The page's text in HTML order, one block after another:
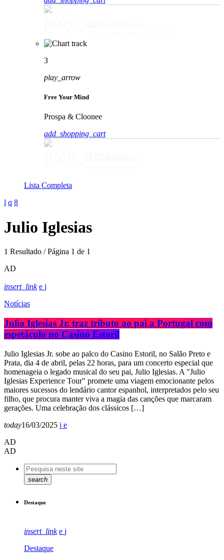
3
play_arrow
Free Your Mind
Prospa & Cloonee
add_shopping_cart
Lista Completa
Julio Iglesias
1 Resultado / Página 1 de 1
AD
insert_link
Notícias
Julio Iglesias Jr. traz tributo ao pai a Portugal com
espetáculo no Casino Estoril
Julio Iglesias Jr. sobe ao palco do Casino Estoril, no Salão Preto e
Prata, dia 4 de abril, pelas 22 horas, para um concerto especial que
homenageia o legado musical do seu pai, Julio Iglesias. A "Julio
Iglesias Experience Tour" promete uma viagem emocionante pelos
maiores sucessos do lendário cantor espanhol, interpretados pelo seu
filho, que procura manter viva a magia das canções que marcaram
gerações. Uma celebração dos clássicos […]
today16/03/2025
AD
AD
search
Destaque
insert_link
Destaque